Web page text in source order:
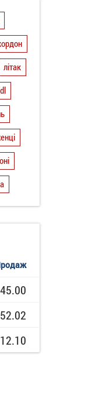
літак
45.00
52.02
12.10